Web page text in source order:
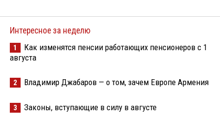
Интересное за неделю
1
Как изменятся пенсии работающих пенсионеров с 1
августа
2 Владимир Джабаров — о том, зачем Европе Армения
3 Законы, вступающие в силу в августе